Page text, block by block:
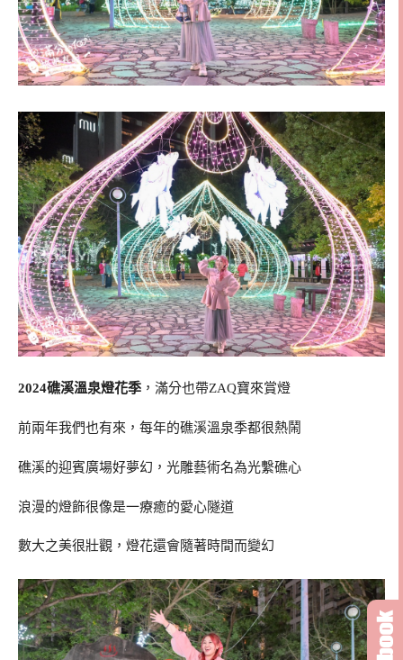
2024礁溪溫泉燈花季 ，滿分也帶ZAQ寶來賞燈
前兩年我們也有來，每年的礁溪溫泉季都很熱鬧
礁溪的迎賓廣場好夢幻，光雕藝術名為光繫礁心
浪漫的燈飾很像是一療癒的愛心隧道
數大之美很壯觀，燈花還會隨著時間而變幻